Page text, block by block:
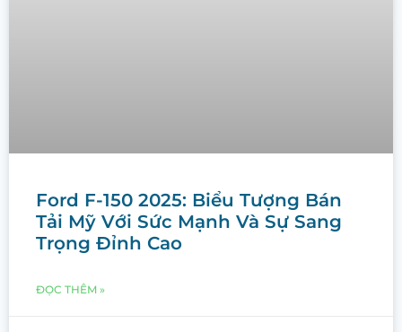
Ford F-150 2025: Biểu Tượng Bán
Tải Mỹ Với Sức Mạnh Và Sự Sang
Trọng Đỉnh Cao
ĐỌC THÊM »